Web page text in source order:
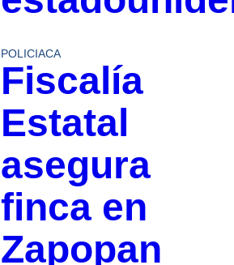
POLICIACA
Fiscalía
Estatal
asegura
finca en
Zapopan